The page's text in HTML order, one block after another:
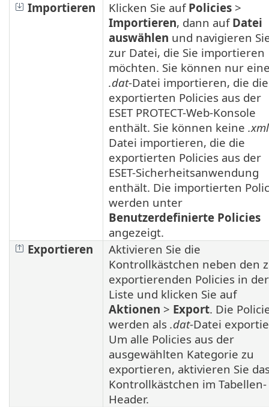
Importieren
Klicken Sie auf Policies >
Importieren, dann auf Datei
auswählen und navigieren
zur Datei, die Sie importieren
möchten. Sie können nur
.dat-Datei importieren, die die
exportierten Policies aus der
ESET PROTECT-Web-Konsole
enthält. Sie können keine .xml
Datei importieren, die die
exportierten Policies aus der
ESET-Sicherheitsanwendung
enthält. Die importierten
werden unter
Benutzerdefinierte Policies
angezeigt.
Exportieren
Aktivieren Sie die
Kontrollkästchen neben den
exportierenden Policies in der
Liste und klicken Sie auf
Aktionen > Export. Die
werden als .dat-Datei
Um alle Policies aus der
ausgewählten Kategorie zu
exportieren, aktivieren Sie
Kontrollkästchen im Tabellen-
Header.